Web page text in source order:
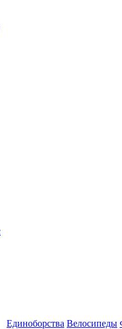
Единоборства Велосипеды